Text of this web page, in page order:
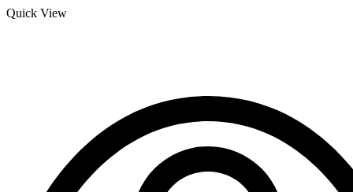
Quick View